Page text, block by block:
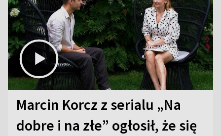
Marcin Korcz z serialu „Na
dobre i na złe” ogłosił, że się